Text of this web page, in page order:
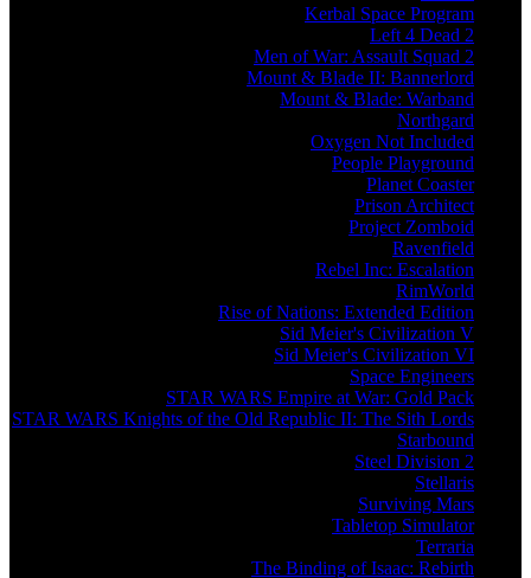
Kerbal Space Program
Left 4 Dead 2
Men of War: Assault Squad 2
Mount & Blade II: Bannerlord
Mount & Blade: Warband
Northgard
Oxygen Not Included
People Playground
Planet Coaster
Prison Architect
Project Zomboid
Ravenfield
Rebel Inc: Escalation
RimWorld
Rise of Nations: Extended Edition
Sid Meier's Civilization V
Sid Meier's Civilization VI
Space Engineers
STAR WARS Empire at War: Gold Pack
STAR WARS Knights of the Old Republic II: The Sith Lords
Starbound
Steel Division 2
Stellaris
Surviving Mars
Tabletop Simulator
Terraria
The Binding of Isaac: Rebirth